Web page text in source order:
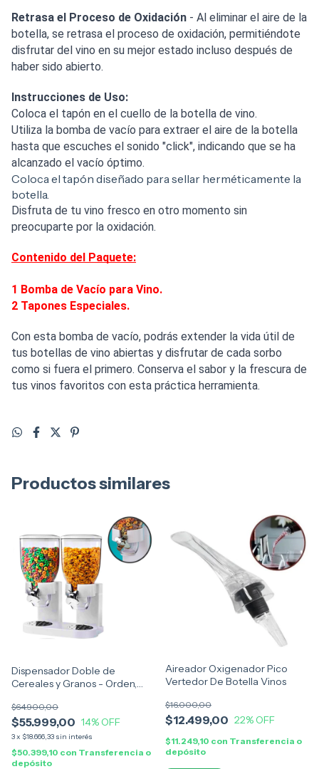
Retrasa el Proceso de Oxidación - Al eliminar el aire de la
botella, se retrasa el proceso de oxidación, permitiéndote
disfrutar del vino en su mejor estado incluso después de
haber sido abierto.
Instrucciones de Uso:
Coloca el tapón en el cuello de la botella de vino.
Utiliza la bomba de vacío para extraer el aire de la botella
hasta que escuches el sonido "click", indicando que se ha
alcanzado el vacío óptimo.
Coloca el tapón diseñado para sellar herméticamente la
botella.
Disfruta de tu vino fresco en otro momento sin
preocuparte por la oxidación.
Contenido del Paquete:
1 Bomba de Vacío para Vino.
2 Tapones Especiales.
Con esta bomba de vacío, podrás extender la vida útil de
tus botellas de vino abiertas y disfrutar de cada sorbo
como si fuera el primero. Conserva el sabor y la frescura de
tus vinos favoritos con esta práctica herramienta.
Productos similares
Dispensador Doble de
Cereales y Granos - Orden,
$55.999,00
$64.900,00
14% OFF
3x $18.666,33 sin interés
$50.399,10 con Transferencia o
depósito
Aireador Oxigenador Pico
Vertedor De Botella Vinos
$12.499,00
$16.000,00
22% OFF
$11.249,10 con Transferencia o
depósito